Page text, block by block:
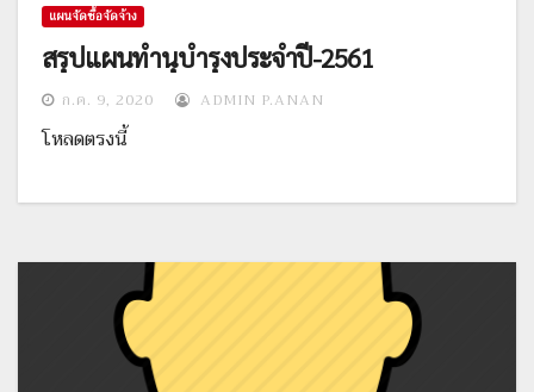
แผนจัดซื้อจัดจ้าง
สรุปแผนทำนุบำรุงประจำปี-2561
ก.ค. 9, 2020 ADMIN P.ANAN
โหลดตรงนี้